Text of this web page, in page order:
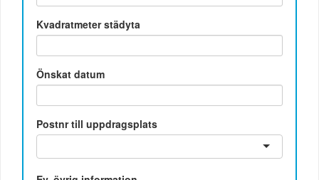
Kvadratmeter städyta
Önskat datum
Postnr till uppdragsplats